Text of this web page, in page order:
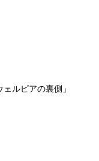
ルピアの裏側」